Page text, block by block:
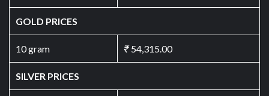
GOLD PRICES
10 gram ₹54,315.00
SILVER PRICES